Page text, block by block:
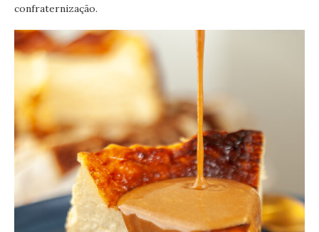
confraternização.